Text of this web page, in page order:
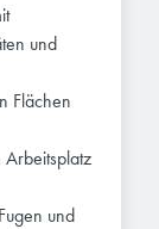
und
Flächen
Arbeitsplatz
und